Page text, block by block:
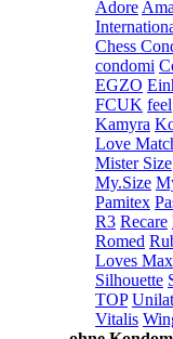
Adore
Chess
condomi
EGZO
FCUK feel
Kamyra
Love
Mister Size
My.Size
Pamitex
R3 Recare
Romed
Loves Max
Silhouette
TOP
Vitalis